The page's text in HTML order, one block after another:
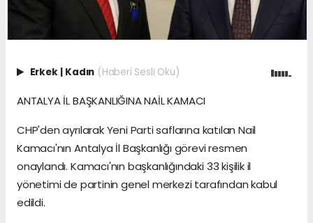
Erkek | Kadın (Haberi Sesli Oku)
ANTALYA İL BAŞKANLIĞINA NAİL KAMACI
CHP'den ayrılarak Yeni Parti saflarına katılan Nail
Kamacı'nın Antalya İl Başkanlığı görevi resmen
onaylandı. Kamacı'nın başkanlığındaki 33 kişilik il
yönetimi de partinin genel merkezi tarafından kabul
edildi.